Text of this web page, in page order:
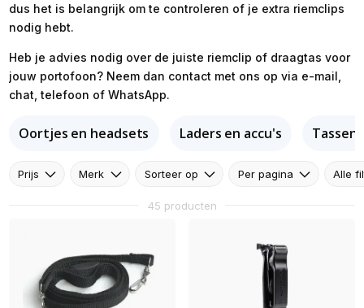
dus het is belangrijk om te controleren of je extra riemclips
nodig hebt.
Heb je advies nodig over de juiste riemclip of draagtas voor
jouw portofoon? Neem dan contact met ons op via e-mail,
chat, telefoon of WhatsApp.
Oortjes en headsets Laders en accu's Tassen
Prijs Merk Sorteer op Per pagina Alle
45 producten